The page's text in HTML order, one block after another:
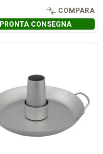
COMPARA
PRONTA CONSEGNA